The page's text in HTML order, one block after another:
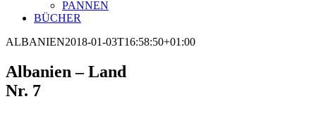
PANNEN
BÜCHER
ALBANIEN2018-01-03T16:58:50+01:00
Albanien – Land
Nr. 7